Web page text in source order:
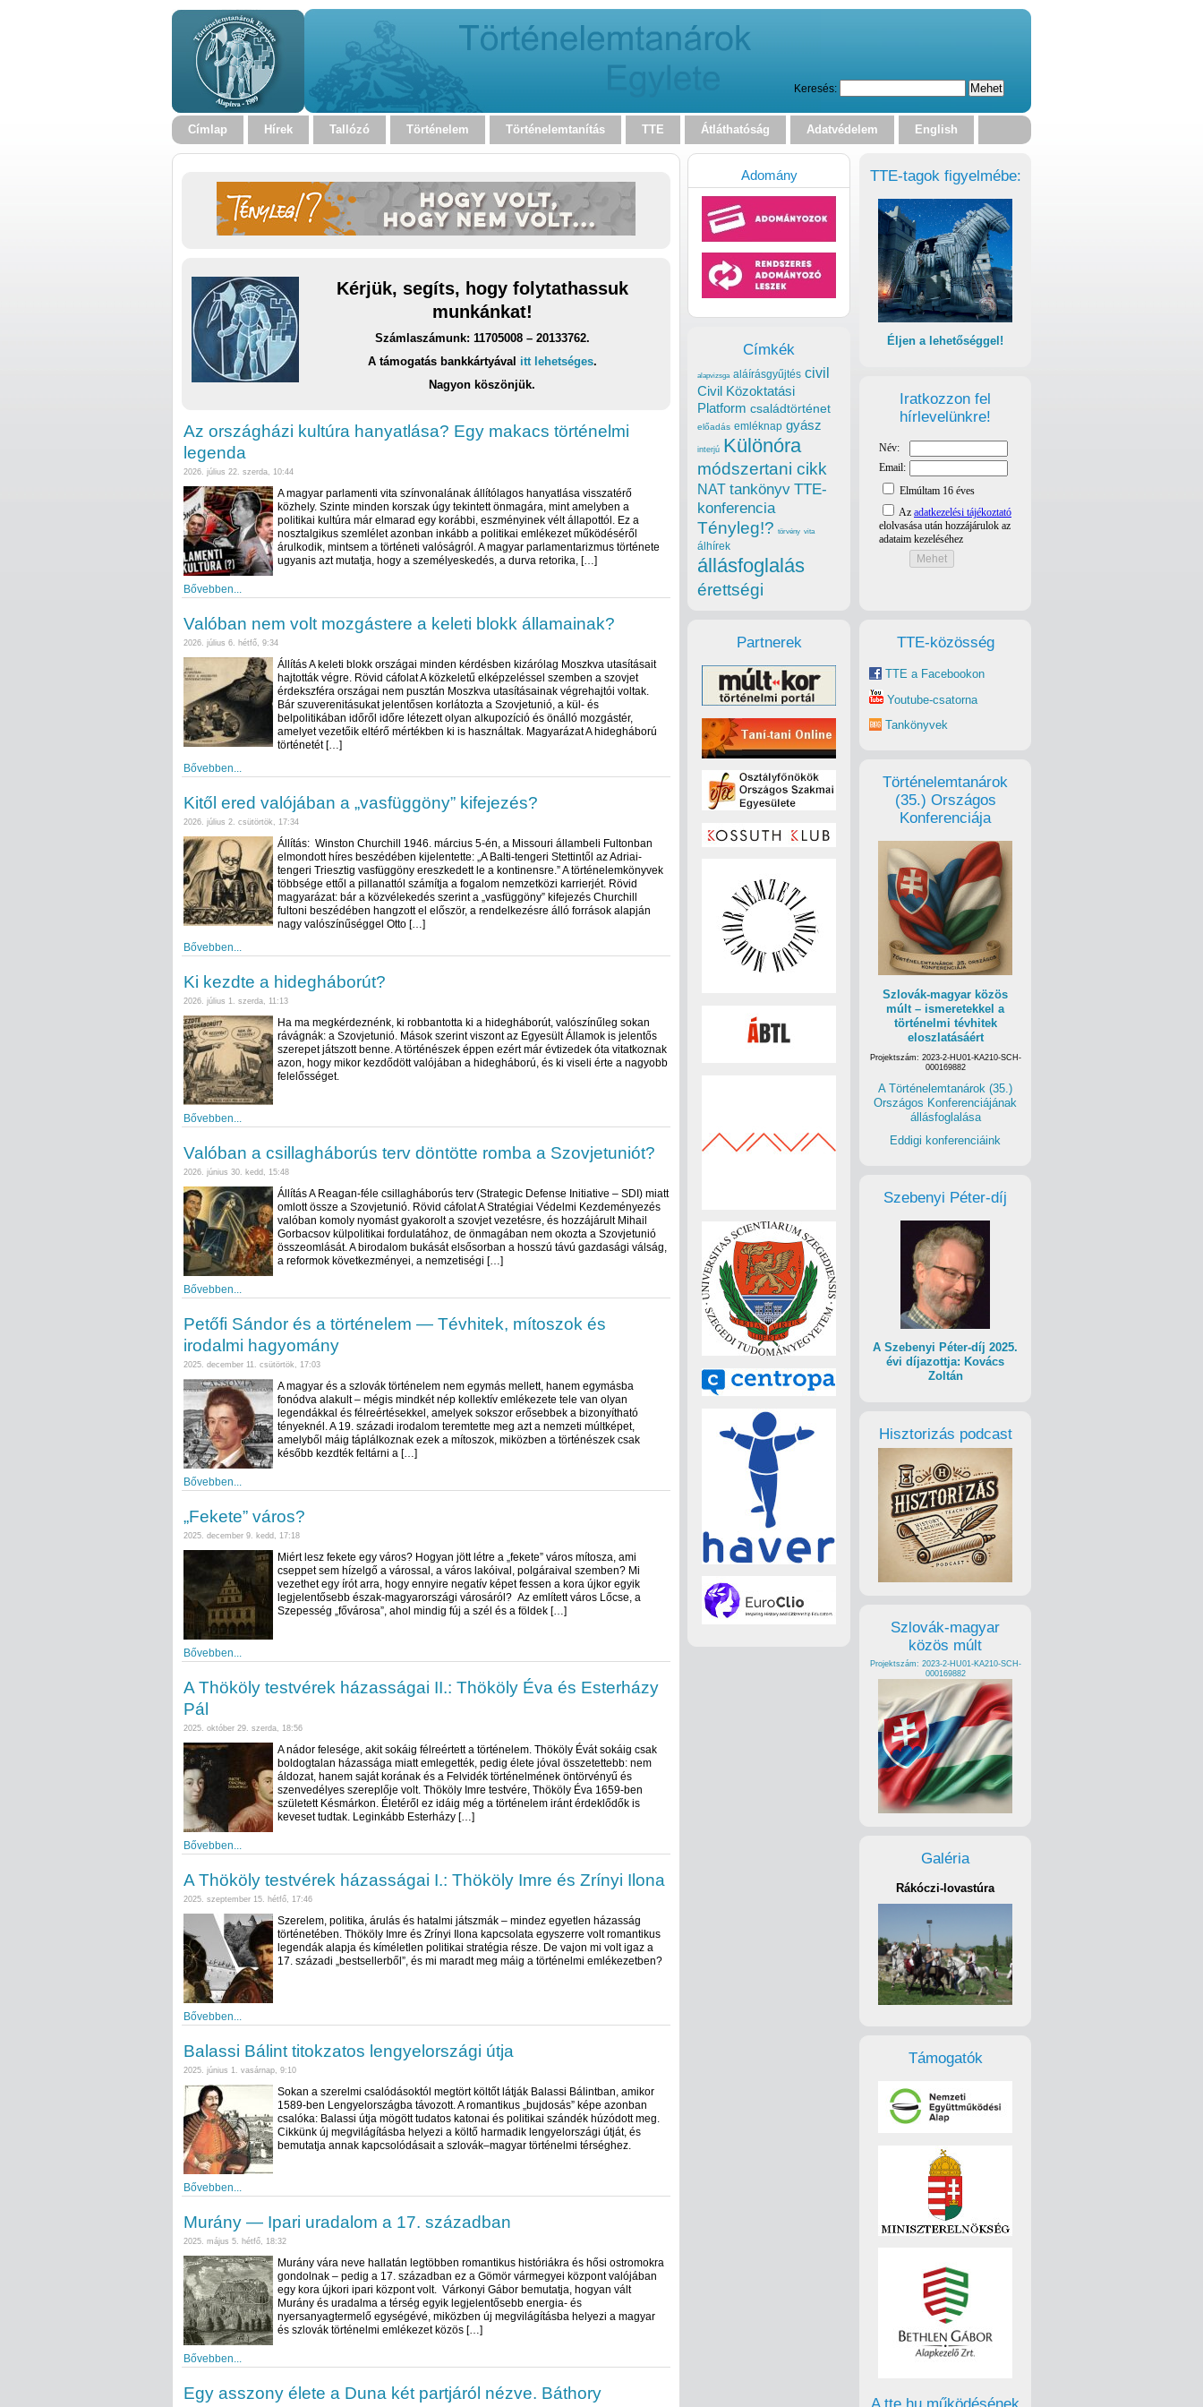
Keresés:
Címlap Hírek Tallózó Történelem Történelemtanítás TTE Átláthatóság Adatvédelem English
Kérjük, segíts, hogy folytathassuk
munkánkat!
Számlaszámunk: 11705008 – 20133762.
A támogatás bankkártyával itt lehetséges.
Nagyon köszönjük.
Az országházi kultúra hanyatlása? Egy makacs történelmi
legenda
2026. július 22. szerda, 10:44
A magyar parlamenti vita színvonalának állítólagos hanyatlása visszatérő
közhely. Szinte minden korszak úgy tekintett önmagára, mint amelyben a
politikai kultúra már elmarad egy korábbi, eszményinek vélt állapottól. Ez a
nosztalgikus szemlélet azonban inkább a politikai emlékezet működéséről
árulkodik, mintsem a történeti valóságról. A magyar parlamentarizmus története
ugyanis azt mutatja, hogy a személyeskedés, a durva retorika, […]
Bővebben...
Valóban nem volt mozgástere a keleti blokk államainak?
2026. július 6. hétfő, 9:34
Állítás A keleti blokk országai minden kérdésben kizárólag Moszkva utasításait
hajtották végre. Rövid cáfolat A közkeletű elképzeléssel szemben a szovjet
érdekszféra országai nem pusztán Moszkva utasításainak végrehajtói voltak.
Bár szuverenitásukat jelentősen korlátozta a Szovjetunió, a kül- és
belpolitikában időről időre létezett olyan alkupozíció és önálló mozgástér,
amelyet vezetőik eltérő mértékben ki is használtak. Magyarázat A hidegháború
történetét […]
Bővebben...
Kitől ered valójában a „vasfüggöny” kifejezés?
2026. július 2. csütörtök, 17:34
Állítás: Winston Churchill 1946. március 5-én, a Missouri állambeli Fultonban
elmondott híres beszédében kijelentette: „A Balti-tengeri Stettintől az Adriai-
tengeri Triesztig vasfüggöny ereszkedett le a kontinensre.” A történelemkönyvek
többsége ettől a pillanattól számítja a fogalom nemzetközi karrierjét. Rövid
magyarázat: bár a közvélekedés szerint a „vasfüggöny” kifejezés Churchill
fultoni beszédében hangzott el először, a rendelkezésre álló források alapján
nagy valószínűséggel Otto […]
Bővebben...
Ki kezdte a hidegháborút?
2026. július 1. szerda, 11:13
Ha ma megkérdeznénk, ki robbantotta ki a hidegháborút, valószínűleg sokan
rávágnák: a Szovjetunió. Mások szerint viszont az Egyesült Államok is jelentős
szerepet játszott benne. A történészek éppen ezért már évtizedek óta vitatkoznak
azon, hogy mikor kezdődött valójában a hidegháború, és ki viseli érte a nagyobb
felelősséget.
Bővebben...
Valóban a csillagháborús terv döntötte romba a Szovjetuniót?
2026. június 30. kedd, 15:48
Állítás A Reagan-féle csillagháborús terv (Strategic Defense Initiative – SDI) miatt
omlott össze a Szovjetunió. Rövid cáfolat A Stratégiai Védelmi Kezdeményezés
valóban komoly nyomást gyakorolt a szovjet vezetésre, és hozzájárult Mihail
Gorbacsov külpolitikai fordulatához, de önmagában nem okozta a Szovjetunió
összeomlását. A birodalom bukását elsősorban a hosszú távú gazdasági válság,
a reformok következményei, a nemzetiségi […]
Bővebben...
Petőfi Sándor és a történelem — Tévhitek, mítoszok és
irodalmi hagyomány
2025. december 11. csütörtök, 17:03
A magyar és a szlovák történelem nem egymás mellett, hanem egymásba
fonódva alakult – mégis mindkét nép kollektív emlékezete tele van olyan
legendákkal és félreértésekkel, amelyek sokszor erősebbek a bizonyítható
tényeknél. A 19. századi irodalom teremtette meg azt a nemzeti múltképet,
amelyből máig táplálkoznak ezek a mítoszok, miközben a történészek csak
később kezdték feltárni a […]
Bővebben...
„Fekete” város?
2025. december 9. kedd, 17:18
Miért lesz fekete egy város? Hogyan jött létre a „fekete” város mítosza, ami
cseppet sem hízelgő a várossal, a város lakóival, polgáraival szemben? Mi
vezethet egy írót arra, hogy ennyire negatív képet fessen a kora újkor egyik
legjelentősebb észak-magyarországi városáról? Az említett város Lőcse, a
Szepesség „fővárosa”, ahol mindig fúj a szél és a földek […]
Bővebben...
A Thököly testvérek házasságai II.: Thököly Éva és Esterházy
Pál
2025. október 29. szerda, 18:56
A nádor felesége, akit sokáig félreértett a történelem. Thököly Évát sokáig csak
boldogtalan házassága miatt emlegették, pedig élete jóval összetettebb: nem
áldozat, hanem saját korának és a Felvidék történelmének öntörvényű és
szenvedélyes szereplője volt. Thököly Imre testvére, Thököly Éva 1659-ben
született Késmárkon. Életéről ez idáig még a történelem iránt érdeklődők is
keveset tudtak. Leginkább Esterházy […]
Bővebben...
A Thököly testvérek házasságai I.: Thököly Imre és Zrínyi Ilona
2025. szeptember 15. hétfő, 17:46
Szerelem, politika, árulás és hatalmi játszmák – mindez egyetlen házasság
történetében. Thököly Imre és Zrínyi Ilona kapcsolata egyszerre volt romantikus
legendák alapja és kíméletlen politikai stratégia része. De vajon mi volt igaz a
17. századi „bestsellerből”, és mi maradt meg máig a történelmi emlékezetben?
Bővebben...
Balassi Bálint titokzatos lengyelországi útja
2025. június 1. vasárnap, 9:10
Sokan a szerelmi csalódásoktól megtört költőt látják Balassi Bálintban, amikor
1589-ben Lengyelországba távozott. A romantikus „bujdosás” képe azonban
csalóka: Balassi útja mögött tudatos katonai és politikai szándék húzódott meg.
Cikkünk új megvilágításba helyezi a költő harmadik lengyelországi útját, és
bemutatja annak kapcsolódásait a szlovák–magyar történelmi térséghez.
Bővebben...
Murány — Ipari uradalom a 17. században
2025. május 5. hétfő, 18:32
Murány vára neve hallatán legtöbben romantikus históriákra és hősi ostromokra
gondolnak – pedig a 17. században ez a Gömör vármegyei központ valójában
egy kora újkori ipari központ volt. Várkonyi Gábor bemutatja, hogyan vált
Murány és uradalma a térség egyik legjelentősebb energia- és
nyersanyagtermelő egységévé, miközben új megvilágításba helyezi a magyar
és szlovák történelmi emlékezet közös […]
Bővebben...
Egy asszony élete a Duna két partjáról nézve. Báthory
TTE-tagok figyelmébe:
Éljen a lehetőséggel!
Iratkozzon fel
hírlevelünkre!
TTE-közösség
TTE a Facebookon
Youtube-csatorna
Tankönyvek
Történelemtanárok
(35.) Országos
Konferenciája
Szlovák-magyar közös
múlt – ismeretekkel a
történelmi tévhitek
eloszlatásáért
Projektszám: 2023-2-HU01-KA210-SCH-
000169882
A Történelemtanárok (35.)
Országos Konferenciájának
állásfoglalása
Eddigi konferenciáink
Szebenyi Péter-díj
A Szebenyi Péter-díj 2025.
évi díjazottja: Kovács
Zoltán
Hisztorizás podcast
Szlovák-magyar
közös múlt
Projektszám: 2023-2-HU01-KA210-SCH-
000169882
Galéria
Rákóczi-lovastúra
Támogatók
Adomány
Címkék
alapvizsga aláírásgyűjtés civil
Civil Közoktatási
Platform családtörténet
előadás emléknap gyász
interjú Különóra
módszertani cikk
NAT tankönyv TTE-
konferencia
Tényleg!? törvény vita
álhírek
állásfoglalás
érettségi
Partnerek